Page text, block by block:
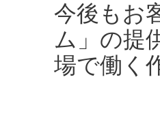
今後もお
ム」の提
場で働く